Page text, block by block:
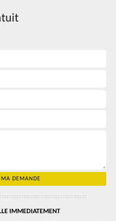
IMMEDIATEMENT